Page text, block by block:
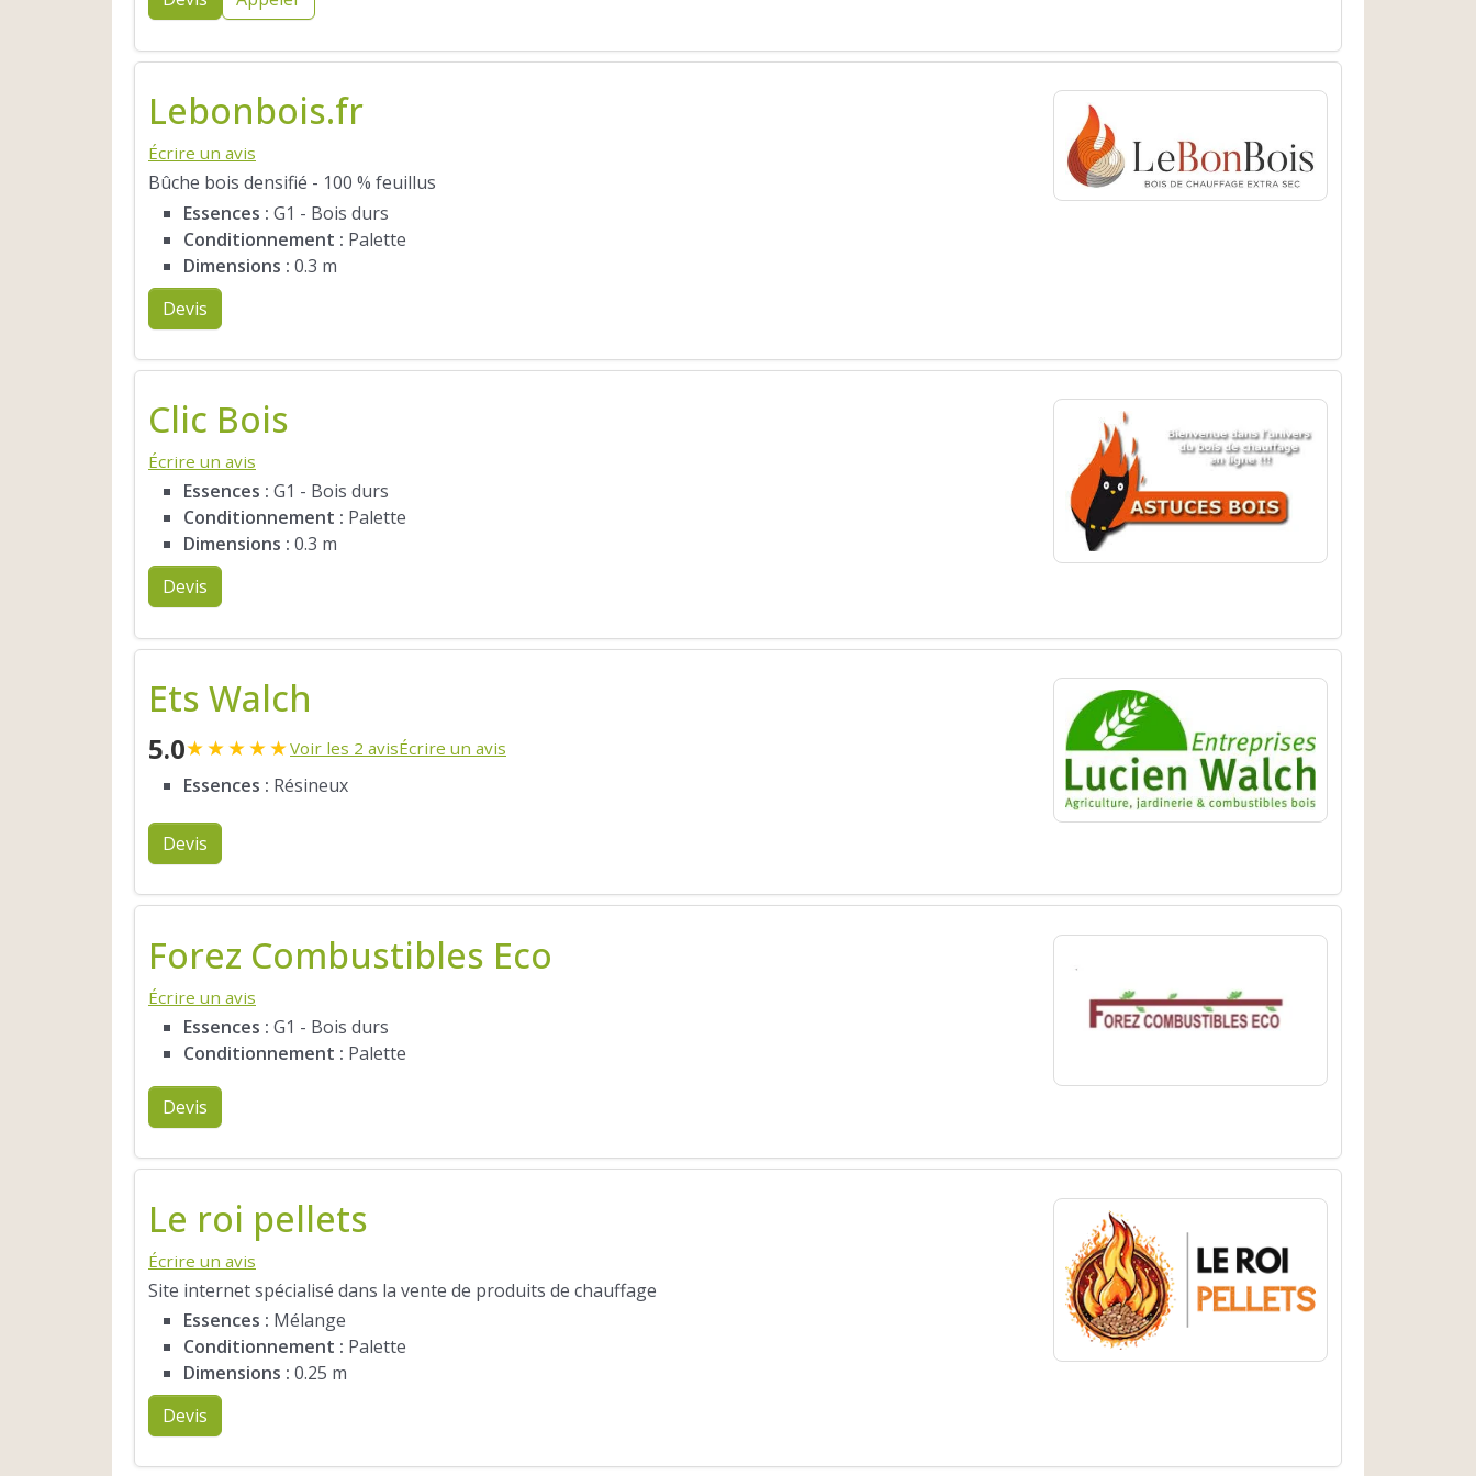
Lebonbois.fr
Écrire un avis
Bûche bois densifié - 100 % feuillus
Essences : G1 - Bois durs
Conditionnement : Palette
Dimensions : 0.3 m
Devis
Clic Bois
Écrire un avis
Essences : G1 - Bois durs
Conditionnement : Palette
Dimensions : 0.3 m
Devis
Ets Walch
5.0★★★★★Voir les 2 avisÉcrire un avis
Essences : Résineux
Devis
Forez Combustibles Eco
Écrire un avis
Essences : G1 - Bois durs
Conditionnement : Palette
Devis
Le roi pellets
Écrire un avis
Site internet spécialisé dans la vente de produits de chauffage
Essences : Mélange
Conditionnement : Palette
Dimensions : 0.25 m
Devis